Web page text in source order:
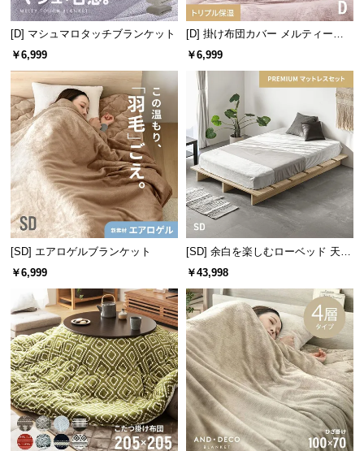
つ
い
て
開
梱
設
置
サ
ビ
ス
に
つ
い
て
搬
入
経
路
に
つ
い
[D] マシュマロタッチブランケット
￥6,999
[D] 掛け布団カバー メルティータ
ッチ マイクロファイバー
￥6,999
[SD] エアロゲルブランケット
￥6,999
[SD] 余白を楽しむローベッド 天然
木調 ステージベッド プレミアムマ
ットレス付き
￥43,998